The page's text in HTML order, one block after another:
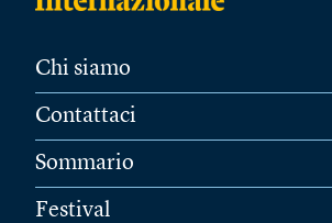
Chi siamo
Contattaci
Sommario
Festival